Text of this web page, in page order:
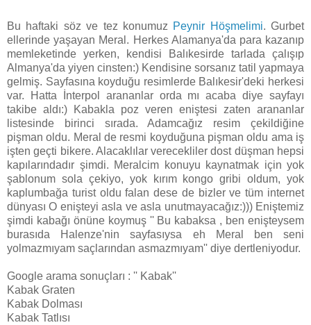
Bu haftaki söz ve tez konumuz Peynir Höşmelimi. Gurbet
ellerinde yaşayan Meral. Herkes Alamanya'da para kazanıp
memleketinde yerken, kendisi Balıkesirde tarlada çalışıp
Almanya'da yiyen cinsten:) Kendisine sorsanız tatil yapmaya
gelmiş. Sayfasına koyduğu resimlerde Balıkesir'deki herkesi
var. Hatta İnterpol arananlar orda mı acaba diye sayfayı
takibe aldı:) Kabakla poz veren eniştesi zaten arananlar
listesinde birinci sırada. Adamcağız resim çekildiğine
pişman oldu. Meral de resmi koyduğuna pişman oldu ama iş
işten geçti bikere. Alacaklılar verecekliler dost düşman hepsi
kapılarındadır şimdi. Meralcim konuyu kaynatmak için yok
şablonum sola çekiyo, yok kırım kongo gribi oldum, yok
kaplumbağa turist oldu falan dese de bizler ve tüm internet
dünyası O enişteyi asla ve asla unutmayacağız:))) Eniştemiz
şimdi kabağı önüne koymuş '' Bu kabaksa , ben enişteysem
burasıda Halenze'nin sayfasıysa eh Meral ben seni
yolmazmıyam saçlarından asmazmıyam'' diye dertleniyodur.
Google arama sonuçları : '' Kabak''
Kabak Graten
Kabak Dolması
Kabak Tatlısı